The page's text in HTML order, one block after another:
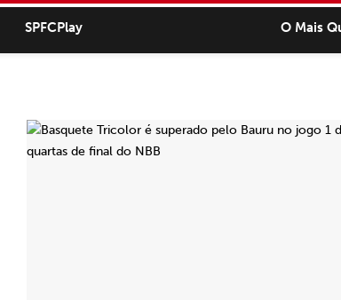
SPFCPlay O Mais